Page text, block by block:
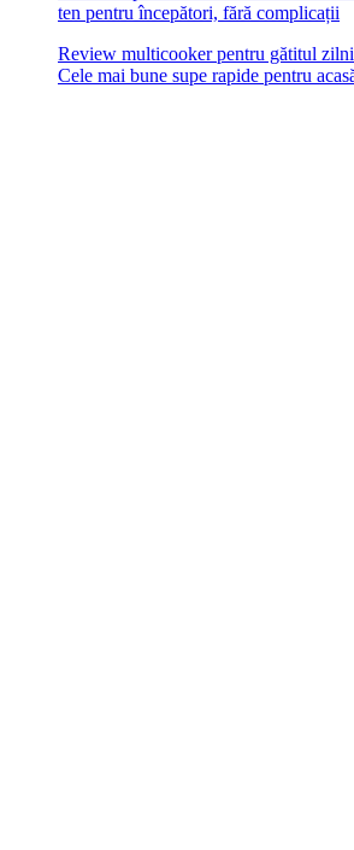
ten pentru începători, fără complicații
Review multicooker pentru gătitul
Cele mai bune supe rapide pentru